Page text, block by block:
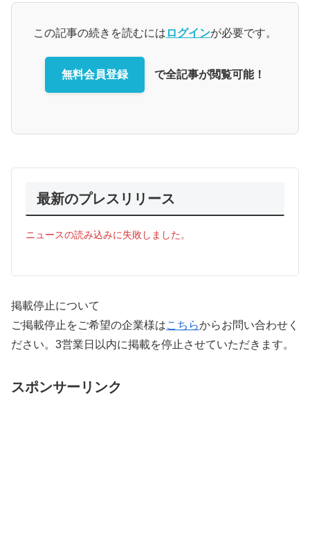
この記事の続きを読むには ログインが必要です。
無料会員登録 で全記事が閲覧可能！
最新のプレスリリース
ニュースの読み込みに失敗しました。
掲載停止について
ご掲載停止をご希望の企業様はこちらからお問い合わせく
ださい。3営業日以内に掲載を停止させていただきます。
スポンサーリンク